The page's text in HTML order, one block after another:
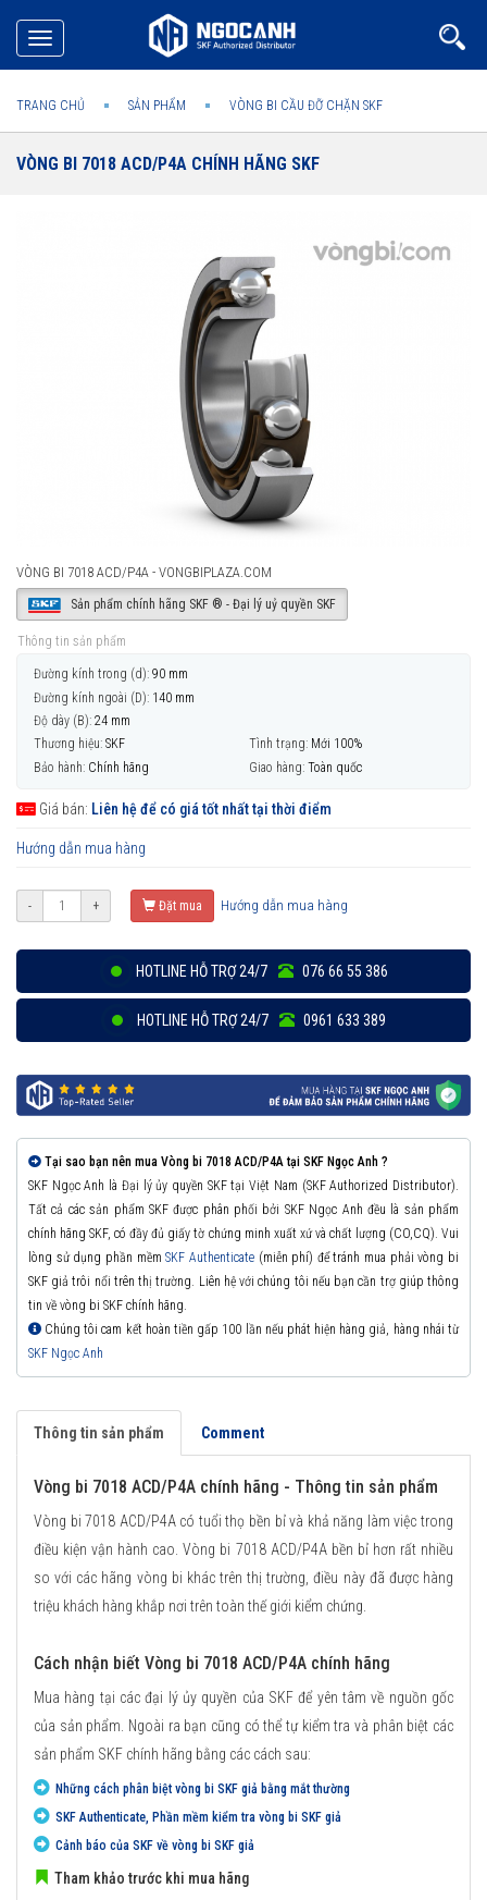
Toggle
navigation
TRANG CHỦ SẢN PHẨM VÒNG BI CẦU ĐỠ CHẶN SKF
VÒNG BI 7018 ACD/P4A CHÍNH HÃNG SKF
VÒNG BI 7018 ACD/P4A - VONGBIPLAZA.COM
Sản phẩm chính hãng SKF ® - Đại lý uỷ quyền SKF
Thông tin sản phẩm
Đường kính trong (d): 90 mm
Đường kính ngoài (D): 140 mm
Độ dày (B): 24 mm
Thương hiệu: SKF Tình trạng: Mới 100%
Bảo hành: Chính hãng Giao hàng: Toàn quốc
Giá bán: Liên hệ để có giá tốt nhất tại thời điểm
Hướng dẫn mua hàng
- + Đặt mua Hướng dẫn mua hàng
HOTLINE HỖ TRỢ 24/7 076 66 55 386
HOTLINE HỖ TRỢ 24/7 0961 633 389
Tại sao bạn nên mua Vòng bi 7018 ACD/P4A tại SKF Ngọc Anh ?
SKF Ngọc Anh là Đại lý ủy quyền SKF tại Việt Nam (SKF Authorized Distributor).
Tất cả các sản phẩm SKF được phân phối bởi SKF Ngọc Anh đều là sản phẩm
chính hãng SKF, có đầy đủ giấy tờ chứng minh xuất xứ và chất lượng (CO,CQ). Vui
lòng sử dụng phần mềmSKF Authenticate(miễn phí) để tránh mua phải vòng bi
SKF giả trôi nổi trên thị trường. Liên hệ với chúng tôi nếu bạn cần trợ giúp thông
tin về vòng bi SKF chính hãng.
Chúng tôi cam kết hoàn tiền gấp 100 lần nếu phát hiện hàng giả, hàng nhái từ
SKF Ngọc Anh
Thông tin sản phẩm Comment
Vòng bi 7018 ACD/P4A chính hãng - Thông tin sản phẩm
Vòng bi 7018 ACD/P4A có tuổi thọ bền bỉ và khả năng làm việc trong
điều kiện vận hành cao. Vòng bi 7018 ACD/P4A bền bỉ hơn rất nhiều
so với các hãng vòng bi khác trên thị trường, điều này đã được hàng
triệu khách hàng khắp nơi trên toàn thế giới kiểm chứng.
Cách nhận biết Vòng bi 7018 ACD/P4A chính hãng
Mua hàng tại các đại lý ủy quyền của SKF để yên tâm về nguồn gốc
của sản phẩm. Ngoài ra bạn cũng có thể tự kiểm tra và phân biệt các
sản phẩm SKF chính hãng bằng các cách sau:
Những cách phân biệt vòng bi SKF giả bằng mắt thường
SKF Authenticate, Phần mềm kiểm tra vòng bi SKF giả
Cảnh báo của SKF về vòng bi SKF giả
Tham khảo trước khi mua hãng